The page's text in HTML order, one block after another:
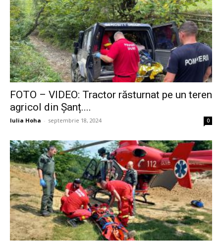
FOTO – VIDEO: Tractor răsturnat pe un teren
agricol din Șanț....
Iulia Hoha - septembrie 18, 2024 0